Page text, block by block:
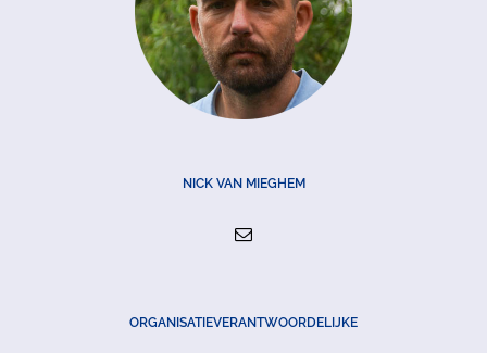
NICK VAN MIEGHEM
ORGANISATIEVERANTWOORDELIJKE